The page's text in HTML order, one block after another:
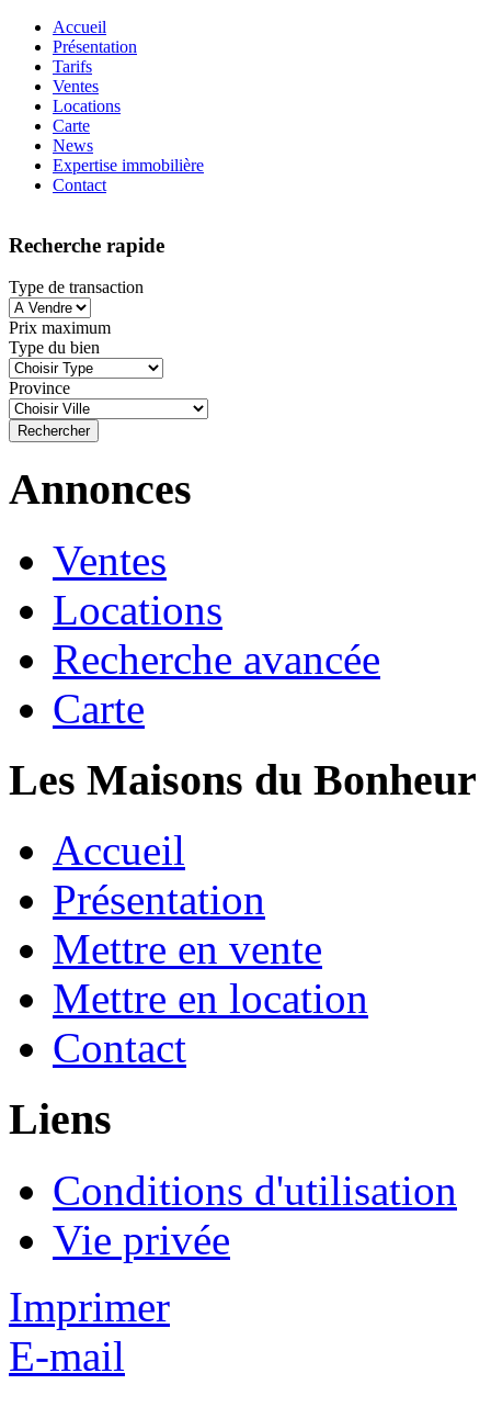
Accueil
Présentation
Tarifs
Ventes
Locations
Carte
News
Expertise immobilière
Contact
Recherche rapide
Type de transaction
Prix maximum
Type du bien
Province
Annonces
Ventes
Locations
Recherche avancée
Carte
Les Maisons du Bonheur
Accueil
Présentation
Mettre en vente
Mettre en location
Contact
Liens
Conditions d'utilisation
Vie privée
Imprimer
E-mail